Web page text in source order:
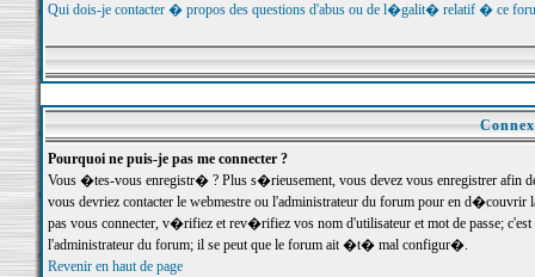
Qui dois-je contacter � propos des questions d'abus ou de l�galit� relatif � ce
Pourquoi ne puis-je pas me connecter ?
Vous �tes-vous enregistr� ? Plus s�rieusement, vous devez vous enregistrer
vous devriez contacter le webmestre ou l'administrateur du forum pour en
pas vous connecter, v�rifiez et rev�rifiez vos nom d'utilisateur et mot de passe;
l'administrateur du forum; il se peut que le forum ait �t� mal configur�.
Revenir en haut de page